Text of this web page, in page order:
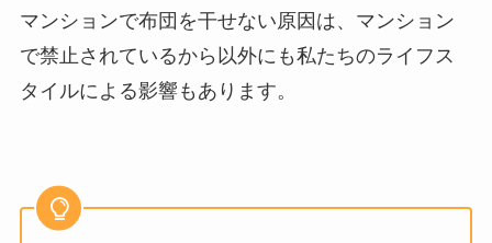
マンションで布団を干せない原因は、マンション
で禁止されているから以外にも私たちのライフス
タイルによる影響もあります。